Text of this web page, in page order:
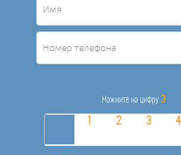
Нажмите на цифру 3